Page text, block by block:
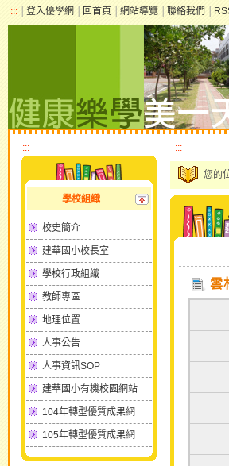
::: 登入優學網 回首頁 網站導覽 聯絡我們
:::
學校組織
校史簡介
建華國小校長室
學校行政組織
教師專區
地理位置
人事公告
人事資訊SOP
建華國小有機校園網站
104年轉型優質成果網
105年轉型優質成果網
:::
您的
雲